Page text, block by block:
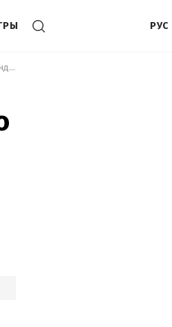
РУС
Знаю причины, – Сухаревский о своей отставке с должности командующего Сил беспилотных систем